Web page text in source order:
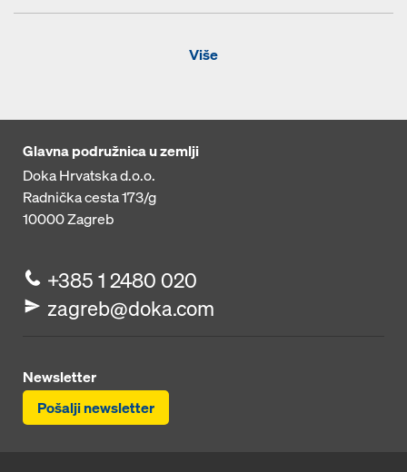
Više
Glavna podružnica u zemlji
Doka Hrvatska d.o.o.
Radnička cesta 173/g
10000Zagreb
+385 1 2480 020
zagreb@doka.com
Newsletter
Pošalji newsletter